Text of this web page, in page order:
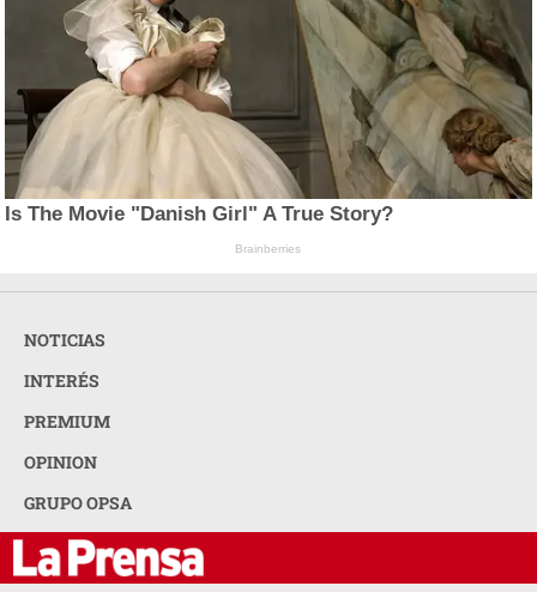
Is The Movie "Danish Girl" A True Story?
Brainberries
NOTICIAS
INTERÉS
PREMIUM
OPINION
GRUPO OPSA